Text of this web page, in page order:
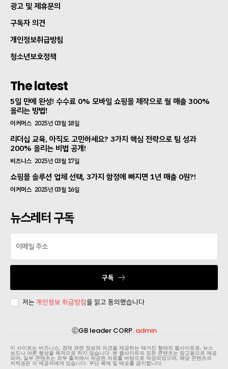
광고 및 제휴문의
구독자 의견
개인정보취급방침
청소년보호정책
The latest
5일 만에 완성! 수수료 0% 모바일 쇼핑몰 제작으로 월 매출 300%
올리는 방법!
이커머스 2025년 03월 18일
리더십 교육, 아직도 고민하세요? 3가지 핵심 전략으로 팀 성과
200% 올리는 비법 공개!
비즈니스 2025년 03월 17일
쇼핑몰 솔루션 업체 선택, 3가지 함정에 빠지면 1년 매출 0원?!
이커머스 2025년 03월 16일
뉴스레터 구독
구독
저는 개인정보 취급방침을 읽고 동의했습니다
ⒸGB leader CORP. admin
이 사이트는 비즈니스, 경제 관련 정보와 의견을 제공하는 매거진 형태의 웹사이트로, 뉴스
보도나 여론 형성을 목적으로 하지 않습니다. 본 웹사이트의 모든 콘텐츠는 참고용으로 제공
되며, 일부 콘텐츠는 외부 출처에서 제공된 자료를 바탕으로 작성되었으며, 해당 콘텐츠의
저작권은 각 제공자에게 있습니다. 무단 복제 및 배포를 금지합니다.